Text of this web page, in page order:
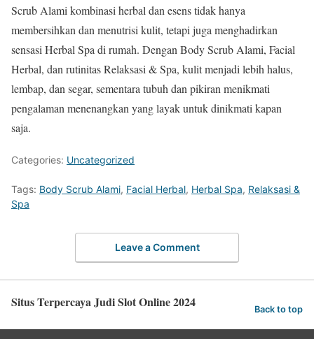
Scrub Alami kombinasi herbal dan esens tidak hanya
membersihkan dan menutrisi kulit, tetapi juga menghadirkan
sensasi Herbal Spa di rumah. Dengan Body Scrub Alami, Facial
Herbal, dan rutinitas Relaksasi & Spa, kulit menjadi lebih halus,
lembap, dan segar, sementara tubuh dan pikiran menikmati
pengalaman menenangkan yang layak untuk dinikmati kapan
saja.
Categories: Uncategorized
Tags: Body Scrub Alami, Facial Herbal, Herbal Spa, Relaksasi &
Spa
Leave a Comment
Situs Terpercaya Judi Slot Online 2024 Back to top